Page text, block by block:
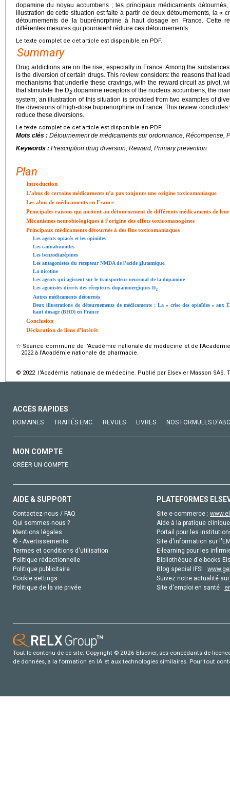
dopamine du noyau accumbens ; les principaux médicaments
illustration de cette situation est faite à partir de deux détournements, la «
détournements de la buprénorphine à haut dosage en France. Cette
différentes mesures qui pourraient réduire ces détournements.
Le texte complet de cet article est disponible en PDF.
Summary
Drug addictions are on the rise, especially in France. Among the
is the diversion of certain drugs. This review considers: the reasons that
mechanisms that underlie these cravings, with the reward circuit as pivot,
that stimulate the D2 dopamine receptors of the nucleus accumbens; the
system; an illustration of this situation is provided from two examples of
the diversions of high-dose buprenorphine in France. This review
reduce these diversions.
Le texte complet de cet article est disponible en PDF.
Mots clés : Détournement de médicaments sur ordonnance, Récompense,
Keywords : Prescription drug diversion, Reward, Primary prevention
Plan
Introduction
L’abus de certains médicaments n’a pas toujours une origine toxicomaniaque
Les abus de médicaments en France
Principales raisons qui incitent au détournement de différents médicaments de
Mécanismes neurobiologiques à l’origine des effets toxicomanogènes
Principaux médicaments détournés à des fins toxicomaniaques
Les agents opiacés et les opioïdes
Les cannabinoïdes
Les benzodiazépines
Les antagonistes du récepteur NMDA de l’acide glutamique.
La nicotine
Les agents qui agissent sur le transporteur neuronal de la dopamine
Les agonistes directs des récepteurs dopaminergiques D2
Autres médicaments détournés
Deux illustrations de détournements de médicaments : La « crise des opioïdes » aux
haut dosage (BHD) en France
Conclusion
Déclaration de liens d’intérêt
☆ Séance commune de l’Académie nationale de médecine et de
2022 à l’Académie nationale de pharmacie.
© 2022 l'Académie nationale de médecine. Publié par Elsevier Masson SAS.
ACCÈS RAPIDES
DOMAINES TRAITÉS EMC REVUES LIVRES NOS FORMULES
MON COMPTE
CRÉER UN COMPTE
AIDE & SUPPORT
Contactez-nous / FAQ
Qui sommes-nous ?
Mentions légales
© - Avertissements
Termes et conditions d'utilisation
Politique rédactionnelle
Politique publicitaire
Cookie settings
Politique de la vie privée
PLATEFORMES
Site e-commerce :
Aide à la pratique
Portail pour les
Site d'information sur
E-learning pour les
Bibliothèque d'e-books
Blog special IFSI :
Suivez notre actualité
Site d'emploi en santé :
Tout le contenu de ce site: Copyright © 2026 Elsevier, ses concédants de
de données, a la formation en IA et aux technologies similaires. Pour tout